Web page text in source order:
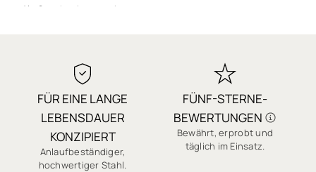
✓ Als Geschenk verpackt
✓ Qualität, auf die Sie sich verlassen können
✓ Sichere Bezahlung
✓ Tausende 5-Sterne-Bewertungen
FÜR EINE LANGE
LEBENSDAUER
KONZIPIERT
Anlaufbeständiger,
hochwertiger Stahl.
FÜNF-STERNE-
BEWERTUNGEN
Bewährt, erprobt und
täglich im Einsatz.